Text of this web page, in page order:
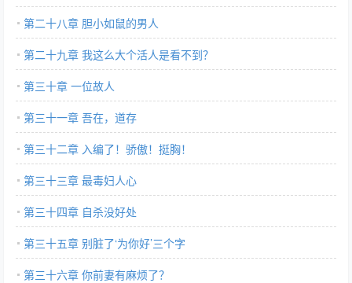
第二十八章 胆小如鼠的男人
第二十九章 我这么大个活人是看不到？
第三十章 一位故人
第三十一章 吾在，道存
第三十二章 入编了！骄傲！挺胸！
第三十三章 最毒妇人心
第三十四章 自杀没好处
第三十五章 别脏了‘为你好’三个字
第三十六章 你前妻有麻烦了？